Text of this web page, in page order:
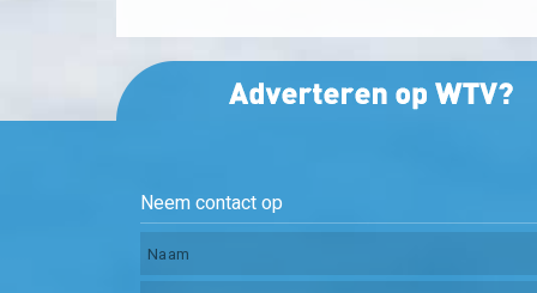
Neem contact op